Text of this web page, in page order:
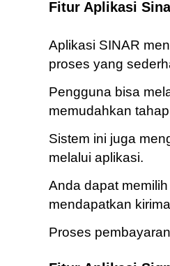
Fitur Aplikasi
Aplikasi SINAR
proses yang
Pengguna bisa
memudahkan
Sistem ini juga
melalui aplikasi.
Anda dapat
mendapatkan
Proses